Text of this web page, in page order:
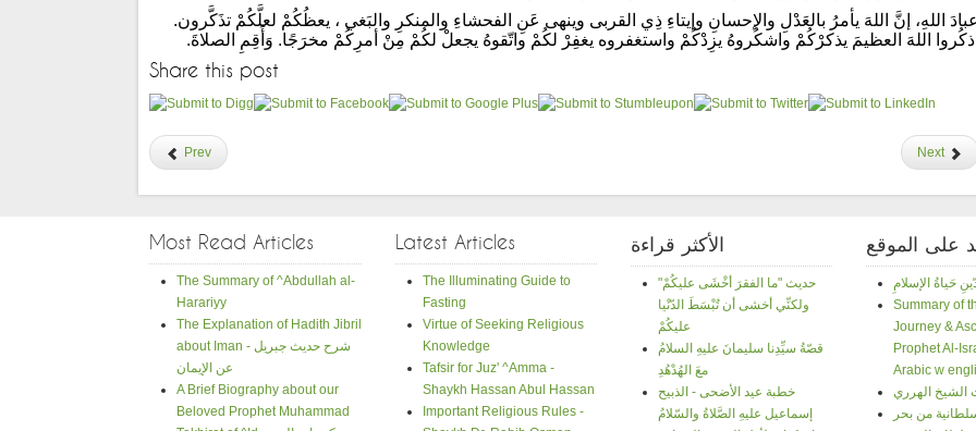
عبادَ اللهِ، إنَّ اللهَ يأمرُ بالعَدْلِ والإحسانِ وإيتاءِ ذِي القربى وينهى عَنِ الفحشاءِ والمنكرِ والبَغي ، يعظُكُمْ لعلَّكُمْ تذَكَّرون.
اذكُروا اللهَ العظيمَ يذكرْكُمْ واشكُروهُ يزِدْكُمْ واستغفروه يغفِرْ لكُمْ واتّقوهُ يجعلْ لكُمْ مِنْ أمرِكُمْ مخرَجًا. وَأَقِمِ الصلاةَ.
Share this post
Prev Next
Most Read Articles
The Summary of ^Abdullah al-
Harariyy
The Explanation of Hadith Jibril
about Iman - شرح حديث جبريل
عن الإيمان
A Brief Biography about our
Beloved Prophet Muhammad
Latest Articles
The Illuminating Guide to
Fasting
Virtue of Seeking Religious
Knowledge
Tafsir for Juz' ^Amma -
Shaykh Hassan Abul Hassan
Important Religious Rules -
الأكثر قراءة
"حديث "ما الفقرَ أخْشَى عليكُمْ
ولكنِّي أخشى أن تُبْسَطَ الدّنْيا
عليكُمْ
قصّةُ سيِّدِنا سليمانَ عليهِ السلامُ
معَ الهُدْهُدِ
خطبة عيد الأضحى - الذبيح
إسماعيل عليهِ الصَّلاةُ والسّلامُ
على الموقع
Summary of
Journey &
Prophet Al-
Arabic w
الشيخ الهرري
من بحر